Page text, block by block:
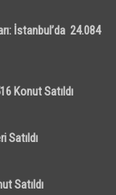
İstanbul’da 24.084
Konut Satıldı
Satıldı
Satıldı